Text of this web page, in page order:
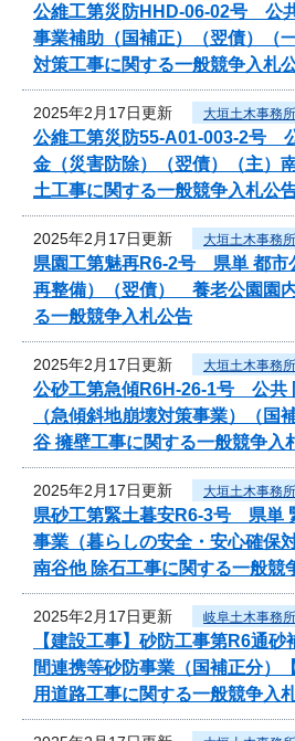
公維工第災防HHD-06-02号 公
事業補助（国補正）（翌債）（
対策工事に関する一般競争入札
2025年2月17日更新 大垣土木事務所
公維工第災防55-A01-003-2号
金（災害防除）（翌債）（主
土工事に関する一般競争入札公
2025年2月17日更新 大垣土木事務所
県園工第魅再R6-2号 県単 都市
再整備）（翌債） 養老公園園
る一般競争入札公告
2025年2月17日更新 大垣土木事務所
公砂工第急傾R6H-26-1号 公共
（急傾斜地崩壊対策事業）（
谷 擁壁工事に関する一般競争入
2025年2月17日更新 大垣土木事務所
県砂工第緊土暮安R6-3号 県単
事業（暮らしの安全・安心確
南谷他 除石工事に関する一般競
2025年2月17日更新 岐阜土木事務所
【建設工事】砂防工事第R6通
間連携等砂防事業（国補正分
用道路工事に関する一般競争入